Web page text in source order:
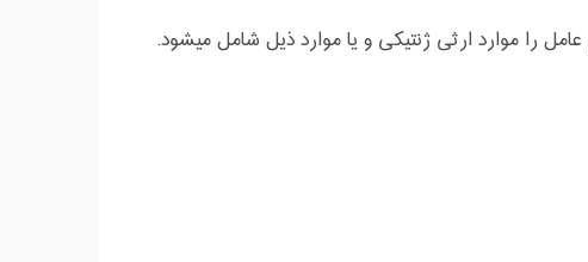
را موارد ارثی ژنتیکی و یا موارد ذیل شامل میشود.